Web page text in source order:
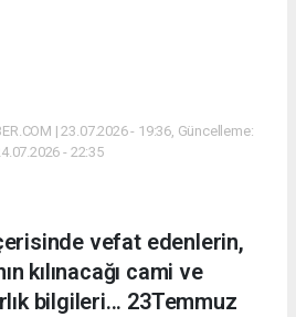
| 23.07.2026 - 19:36, Güncelleme:
- 22:35
vefat edenlerin,
kılınacağı cami ve
bilgileri... 23Temmuz